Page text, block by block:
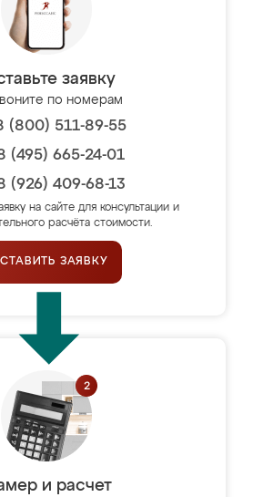
заявку
по номерам
(800) 511-89-55
(495) 665-24-01
(926) 409-68-13
на сайте для консультации и
расчёта стоимости.
ЗАЯВКУ
и расчет